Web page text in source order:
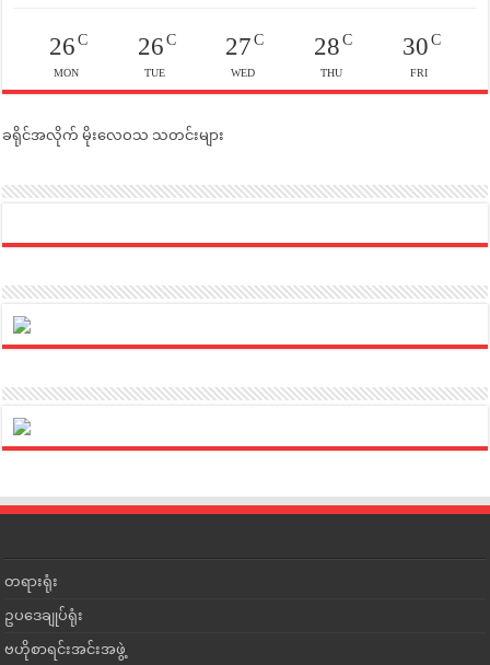
26C
MON
26C
TUE
27 C
WED
28C
THU
30C
FRI
ခရိုင်အလိုက် မိုးလေဝသ သတင်းများ
တရားရုံး
ဥပဒေချုပ်ရုံး
ဗဟိုစာရင်းအင်းအဖွဲ့